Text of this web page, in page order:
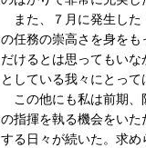
また、７月に発生した
の任務の崇高さを身を
だけるとは思ってもい
としている我々にとっ
この他にも私は前期、
の指揮を執る機会をい
する日々が続いた。求め